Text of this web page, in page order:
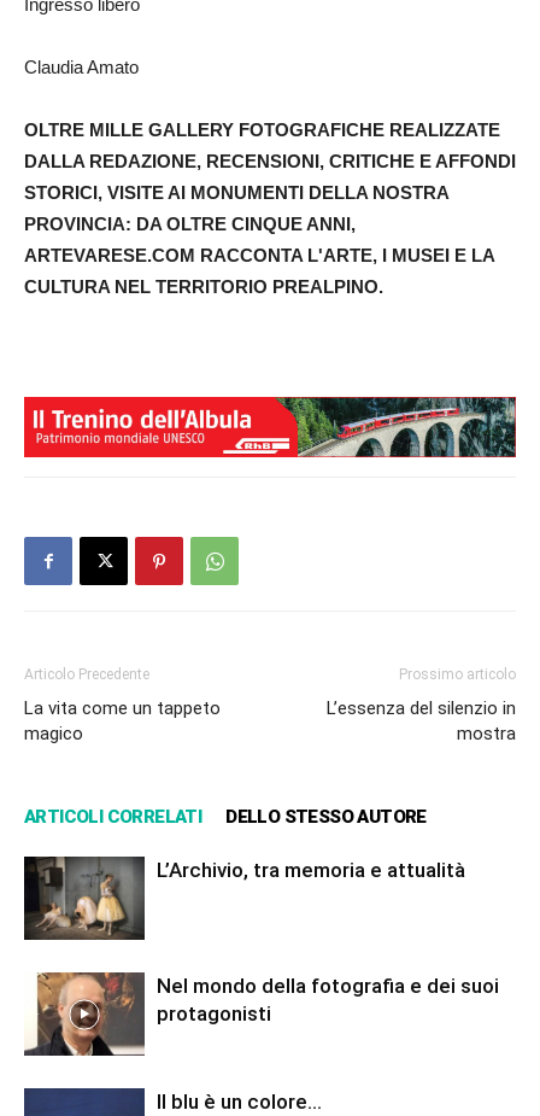
Ingresso libero
Claudia Amato
OLTRE MILLE GALLERY FOTOGRAFICHE REALIZZATE
DALLA REDAZIONE, RECENSIONI, CRITICHE E AFFONDI
STORICI, VISITE AI MONUMENTI DELLA NOSTRA
PROVINCIA: DA OLTRE CINQUE ANNI,
ARTEVARESE.COM RACCONTA L'ARTE, I MUSEI E LA
CULTURA NEL TERRITORIO PREALPINO.
Articolo Precedente
La vita come un tappeto
magico
Prossimo articolo
L’essenza del silenzio in
mostra
ARTICOLI CORRELATI DELLO STESSO AUTORE
L’Archivio, tra memoria e attualità
Nel mondo della fotografia e dei suoi
protagonisti
Il blu è un colore…